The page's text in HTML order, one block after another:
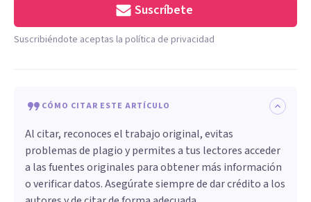
Suscríbete
Suscribiéndote aceptas la política de privacidad
CÓMO CITAR ESTE ARTÍCULO
Al citar, reconoces el trabajo original, evitas
problemas de plagio y permites a tus lectores acceder
a las fuentes originales para obtener más información
o verificar datos. Asegúrate siempre de dar crédito a los